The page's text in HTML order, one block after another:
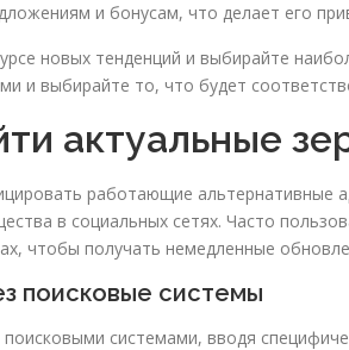
и бонусам, что делает его
новых тенденций и выбирайте
и выбирайте то, что будет
актуальные
работающие альтернативные
в социальных сетях. Часто
чтобы получать немедленные
поисковые системы
поисковыми системами, вводя